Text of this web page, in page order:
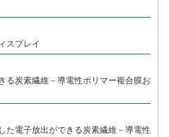
スプレイ
る炭素繊維－導電性ポリマー複合膜お
た電子放出ができる炭素繊維－導電性